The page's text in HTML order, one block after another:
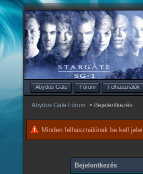
Abydos Gate Fórum Felhasználók
Abydos Gate Fórum > Bejelentkezés
Minden felhasználónak be kell
Bejelentkezés